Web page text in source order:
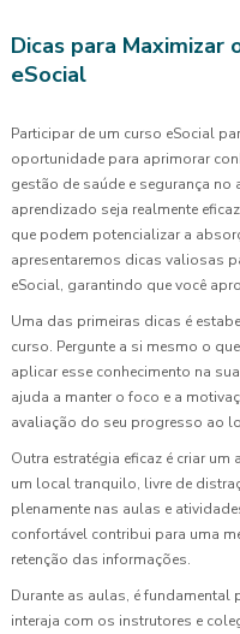
Dicas para Maximizar
eSocial
Participar de um curso eSocial
oportunidade para aprimorar
gestão de saúde e segurança
aprendizado seja realmente
que podem potencializar a
apresentaremos dicas valiosas
eSocial, garantindo que você
Uma das primeiras dicas é
curso. Pergunte a si mesmo o
aplicar esse conhecimento na
ajuda a manter o foco e a
avaliação do seu progresso ao
Outra estratégia eficaz é criar
um local tranquilo, livre de
plenamente nas aulas e
confortável contribui para uma
retenção das informações.
Durante as aulas, é fundamental
interaja com os instrutores e